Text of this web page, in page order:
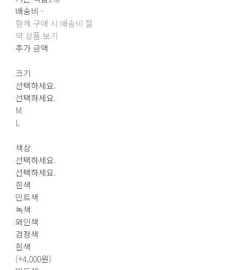
배송비 -
함께 구매 시 배송비 절
약 상품 보기
추가 금액
크기
선택하세요.
선택하세요.
M
L
색상
선택하세요.
선택하세요.
흰색
민트색
녹색
와인색
검정색
흰색
(+4,000원)